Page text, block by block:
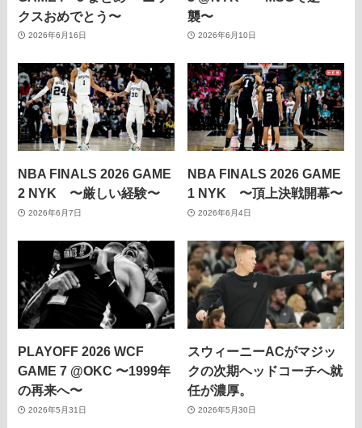
クスおめでとう〜
2026年6月16日
襲〜
2026年6月10日
NBA FINALS 2026 GAME
2 NYK 〜厳しい経験〜
2026年6月7日
NBA FINALS 2026 GAME
1 NYK 〜頂上決戦開幕〜
2026年6月4日
PLAYOFF 2026 WCF
GAME 7 @OKC 〜1999年
の再来へ〜
2026年5月31日
スウィーニーACがマジッ
クの次期ヘッドコーチへ就
任が濃厚。
2026年5月30日